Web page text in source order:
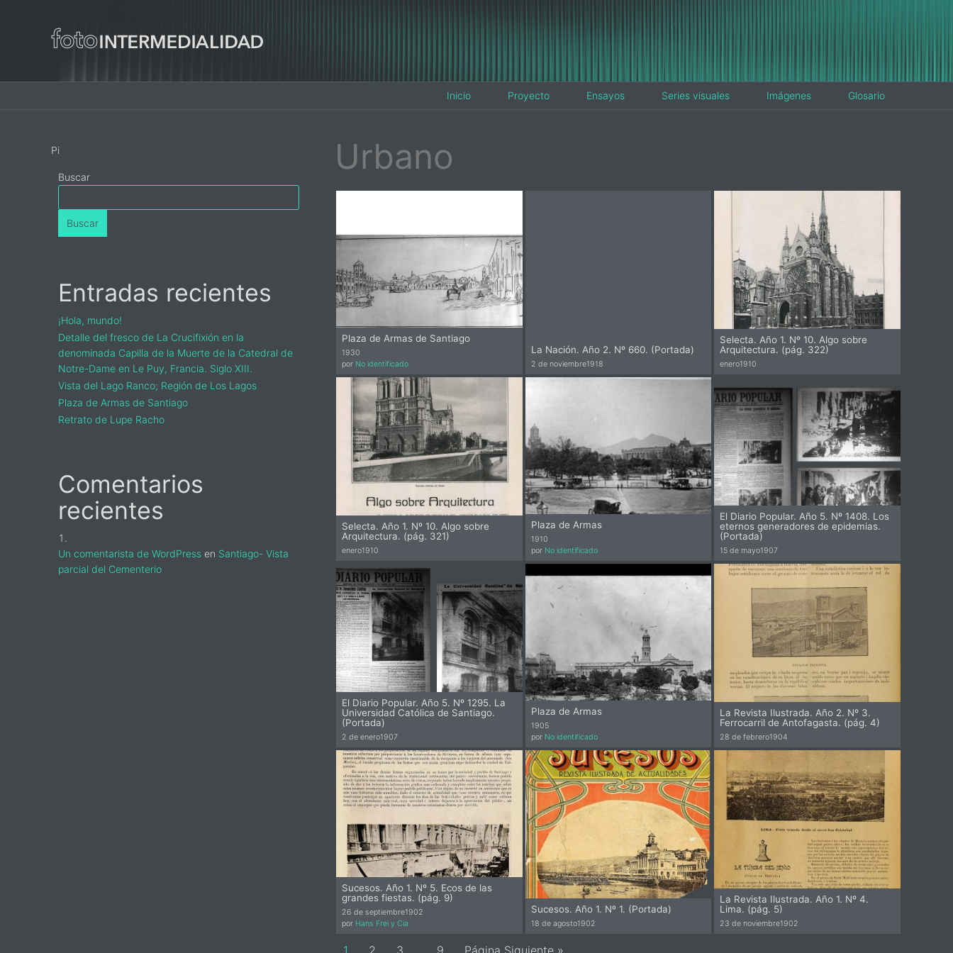
Inicio Proyecto Ensayos Series visuales Imágenes Glosario
Urbano
Plaza de Armas de Santiago
1930
por No identificado
Re
La Nación. Año 2. Nº 660. (Portada)
2 de noviembre1918
Selecta. Año 1. Nº 10. Algo sobre
Arquitectura. (pág. 322)
enero1910
Selecta. Año 1. Nº 10. Algo sobre
Arquitectura. (pág. 321)
enero1910
Plaza de Armas
1910
por No identificado
El Diario Popular. Año 5. Nº 1408. Los
eternos generadores de epidemias.
(Portada)
15 de mayo1907
El Diario Popular. Año 5. Nº 1295. La
Universidad Católica de Santiago.
(Portada)
2 de enero1907
Pi
Plaza de Armas
1905
por No identificado
La Revista Ilustrada. Año 2. Nº 3.
Ferrocarril de Antofagasta. (pág. 4)
28 de febrero1904
Pi
Sucesos. Año 1. Nº 5. Ecos de las
grandes fiestas. (pág. 9)
26 de septiembre1902
por Hans Frei y Cia
Sucesos. Año 1. Nº 1. (Portada)
18 de agosto1902
La Revista Ilustrada. Año 1. Nº 4.
Lima. (pág. 5)
23 de noviembre1902
Page
1 Page
2 Page
3 Page
9 Página Siguiente »
Primary
Sidebar
Pi
Buscar
Buscar
Entradas recientes
¡Hola, mundo!
Detalle del fresco de La Crucifixión en la
denominada Capilla de la Muerte de la Catedral de
Notre-Dame en Le Puy, Francia. Siglo XIII.
Vista del Lago Ranco; Región de Los Lagos
Plaza de Armas de Santiago
Retrato de Lupe Racho
Comentarios
recientes
Un comentarista de WordPress en Santiago- Vista
parcial del Cementerio